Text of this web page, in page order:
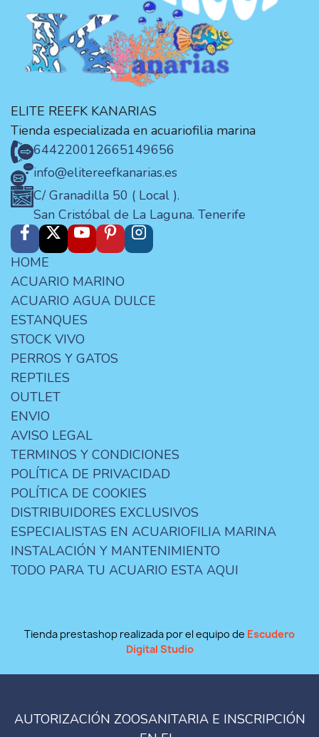
ELITE REEFK KANARIAS
Tienda especializada en acuariofilia marina
644220012665149656
info@elitereefkanarias.es
C/ Granadilla 50 ( Local ).
San Cristóbal de La Laguna. Tenerife
HOME
ACUARIO MARINO
ACUARIO AGUA DULCE
ESTANQUES
STOCK VIVO
PERROS Y GATOS
REPTILES
OUTLET
ENVIO
AVISO LEGAL
TERMINOS Y CONDICIONES
POLÍTICA DE PRIVACIDAD
POLÍTICA DE COOKIES
DISTRIBUIDORES EXCLUSIVOS
ESPECIALISTAS EN ACUARIOFILIA MARINA
INSTALACIÓN Y MANTENIMIENTO
TODO PARA TU ACUARIO ESTA AQUI
Tienda prestashop realizada por el equipo de Escudero
Digital Studio
AUTORIZACIÓN ZOOSANITARIA E INSCRIPCIÓN